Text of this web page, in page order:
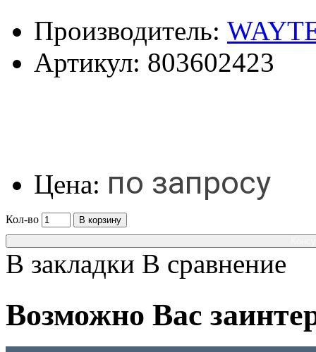
Производитель:
Артикул: 803602423
Цена: по запросу
Кол-во
В корзину
В закладки В сравнение
Возможно Вас